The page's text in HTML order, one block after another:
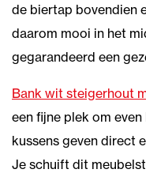
de biertap bovendien
daarom mooi in het
gegarandeerd een
Bank wit steigerhout
een fijne plek om
kussens geven direct
Je schuift dit